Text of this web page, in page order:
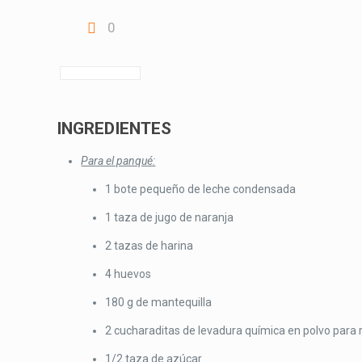
0
INGREDIENTES
Para el panqué:
1 bote pequeño de leche condensada
1 taza de jugo de naranja
2 tazas de harina
4 huevos
180 g de mantequilla
2 cucharaditas de levadura química en polvo para
1/2 taza de azúcar